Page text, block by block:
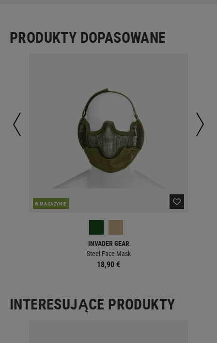
PRODUKTY DOPASOWANE
W MAGAZYNIE
INVADER GEAR
Steel Face Mask
18,90 €
INTERESUJĄCE PRODUKTY